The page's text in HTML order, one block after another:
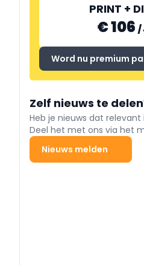
PRINT +
€ 106 /
Word nu premium
Zelf nieuws te
Heb je nieuws dat
Deel het met ons via het
Nieuws melden